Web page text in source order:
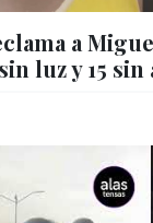
a
luz y 15 sin